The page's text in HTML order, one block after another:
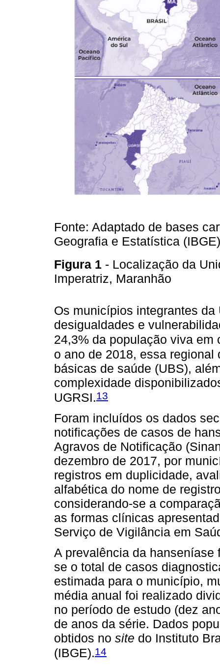
Fonte: Adaptado de bases
Geografia e Estatística
Figura 1 - Localização da
Imperatriz, Maranhão
Os municípios integrantes
desigualdades e
24,3% da população viva
o ano de 2018, essa
básicas de saúde (UBS),
complexidade
UGRSI.13
Foram incluídos os dados
notificações de casos de
Agravos de Notificação
dezembro de 2017, por
registros em duplicidade,
alfabética do nome de
considerando-se a
as formas clínicas
Serviço de Vigilância em
A prevalência da
se o total de casos
estimada para o município,
média anual foi realizado
no período de estudo (dez
de anos da série. Dados
obtidos no site do Instituto
(IBGE).14